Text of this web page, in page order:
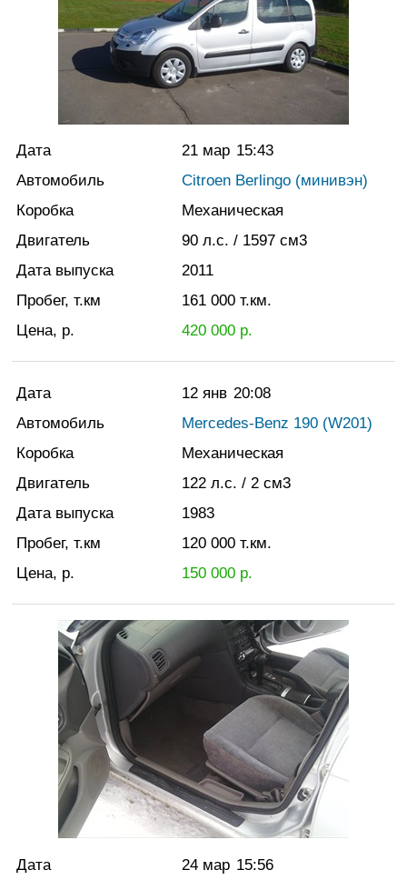
Дата 21 мар 15:43
Автомобиль
Citroen Berlingo (минивэн)
Коробка
Механическая
Двигатель
90 л.с. / 1597 см3
Дата выпуска
2011
Пробег, т.км
161 000 т.км.
Цена, р.
420 000р.
Дата 12 янв 20:08
Автомобиль
Mercedes-Benz 190 (W201)
Коробка
Механическая
Двигатель
122 л.с. / 2 см3
Дата выпуска
1983
Пробег, т.км
120 000 т.км.
Цена, р.
150 000р.
Дата 24 мар 15:56